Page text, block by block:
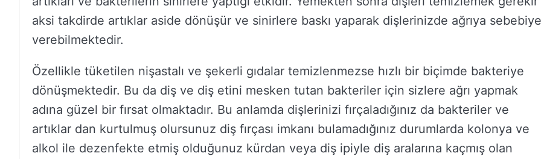
aksi takdirde artıklar aside dönüşür ve sinirlere baskı yaparak dişlerinizde ağrıya
verebilmektedir.
Özellikle tüketilen nişastalı ve şekerli gıdalar temizlenmezse hızlı bir biçimde bakteriye
dönüşmektedir. Bu da diş ve diş etini mesken tutan bakteriler için sizlere ağrı yapmak
adına güzel bir fırsat olmaktadır. Bu anlamda dişlerinizi fırçaladığınız da bakteriler ve
artıklar dan kurtulmuş olursunuz diş fırçası imkanı bulamadığınız durumlarda kolonya ve
alkol ile dezenfekte etmiş olduğunuz kürdan veya diş ipiyle diş aralarına kaçmış olan